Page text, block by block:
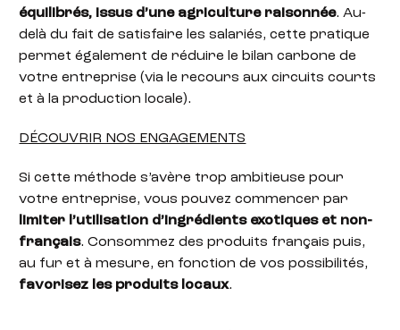
équilibrés, issus d’une agriculture raisonnée. Au-
delà du fait de satisfaire les salariés, cette pratique
permet également de réduire le bilan carbone de
votre entreprise (via le recours aux circuits courts
et à la production locale).
DÉCOUVRIR NOS ENGAGEMENTS
Si cette méthode s’avère trop ambitieuse pour
votre entreprise, vous pouvez commencer par
limiter l’utilisation d’ingrédients exotiques et non-
français. Consommez des produits français puis,
au fur et à mesure, en fonction de vos possibilités,
favorisez les produits locaux.